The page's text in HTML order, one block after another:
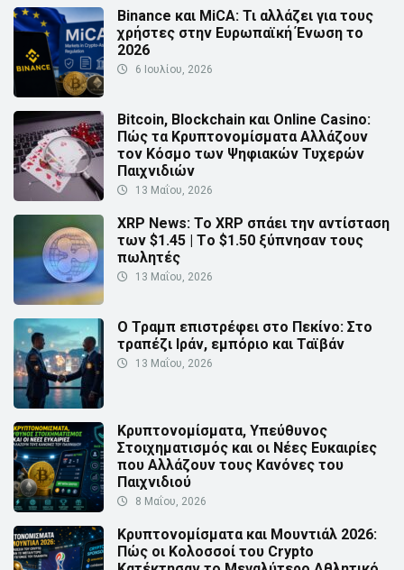
Binance και MiCA: Τι αλλάζει για τους
χρήστες στην Ευρωπαϊκή Ένωση το
2026
6 Ιουλίου, 2026
Bitcoin, Blockchain και Online Casino:
Πώς τα Κρυπτονομίσματα Αλλάζουν
τον Κόσμο των Ψηφιακών Τυχερών
Παιχνιδιών
13 Μαΐου, 2026
XRP News: Το XRP σπάει την αντίσταση
των $1.45 | Τo $1.50 ξύπνησαν τους
πωλητές
13 Μαΐου, 2026
Ο Τραμπ επιστρέφει στο Πεκίνο: Στο
τραπέζι Ιράν, εμπόριο και Ταϊβάν
13 Μαΐου, 2026
Κρυπτονομίσματα, Υπεύθυνος
Στοιχηματισμός και οι Νέες Ευκαιρίες
που Αλλάζουν τους Κανόνες του
Παιχνιδιού
8 Μαΐου, 2026
Κρυπτονομίσματα και Μουντιάλ 2026:
Πώς οι Κολοσσοί του Crypto